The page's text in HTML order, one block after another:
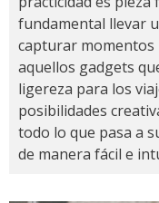
fundamental llevar
capturar momentos
aquellos gadgets
ligereza para los
posibilidades
todo lo que pasa a
de manera fácil e